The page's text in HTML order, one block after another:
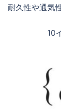
耐久性や通気
10